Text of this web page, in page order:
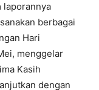
laporannya
berbagai
Hari
menggelar
Kasih
dengan